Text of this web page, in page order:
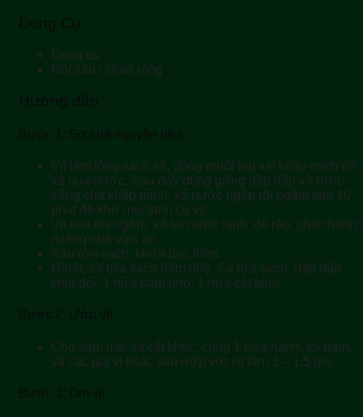
Dụng Cụ
Dụng cụ
Nồi sâu / chảo rộng
Hướng dẫn
Bước 1: Sơ chế nguyên liệu
Vịt làm lông sạch sẽ, dùng muối hạt xát khắp mình rồi
xả qua nước. Sau đấy dùng gừng đập dập và rượu
trắng chà khắp mình, xả nước ngập rồi ngâm tầm 10
phút để khử mùi tanh củ vịt.
Vịt sau khi ngâm, xả lại nước lạnh ,để ráo, chặt thành
miếng nhỏ vừa ăn.
Sấu rửa sạch, khứa dọc thân.
Hành, tỏi rửa sạch băm nhỏ. Sả rửa sạch, đập dập
chia đôi: 1 nửa băm nhỏ, 1 nửa cắt khúc.
Bước 2: Ướp vịt
Cho sấu, mẻ, sả cắt khúc, cùng 1 nửa hành, tỏi băm,
và các gia vị khác vào ướp với vịt tầm 1 – 1,5 giờ.
Bước 3: Om vịt